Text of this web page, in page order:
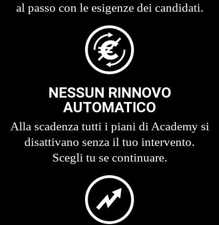
al passo con le esigenze dei candidati.
NESSUN RINNOVO
AUTOMATICO
Alla scadenza tutti i piani di Academy si
disattivano senza il tuo intervento.
Scegli tu se continuare.